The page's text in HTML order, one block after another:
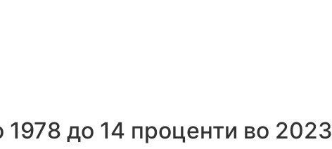
до 14 проценти во 2023